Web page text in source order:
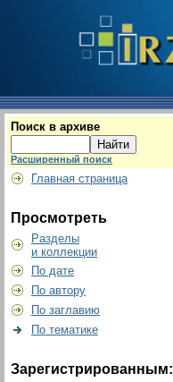
Поиск в архиве
Расширенный поиск
Главная страница
Просмотреть
Разделы
и коллекции
По дате
По автору
По заглавию
По тематике
Зарегистрированным: